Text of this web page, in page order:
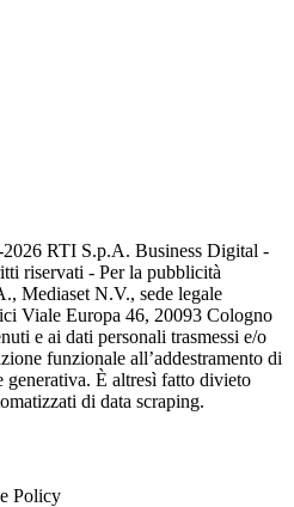
2026 RTI S.p.A. Business Digital -
riservati - Per la pubblicità
Mediaset N.V., sede legale
Viale Europa 46, 20093 Cologno
e ai dati personali trasmessi e/o
funzionale all’addestramento di
È altresì fatto divieto
di data scraping.
Policy